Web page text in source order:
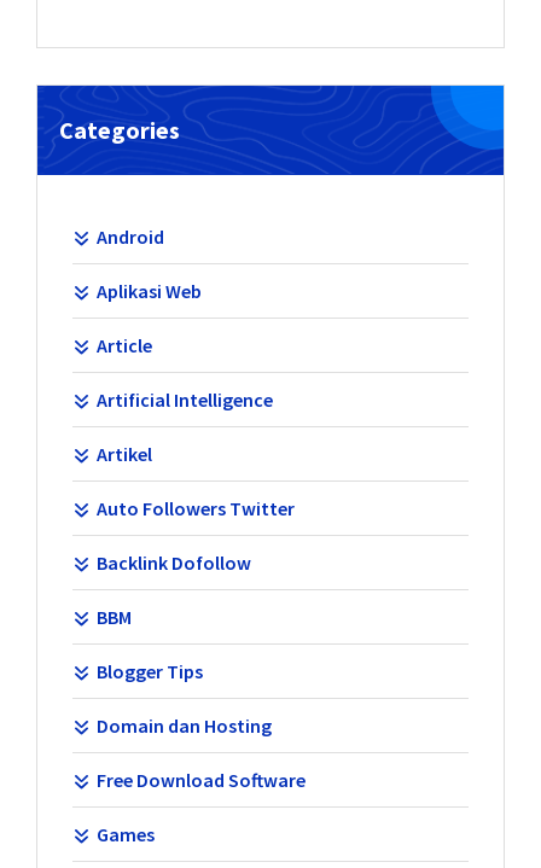
Categories
Android
Aplikasi Web
Article
Artificial Intelligence
Artikel
Auto Followers Twitter
Backlink Dofollow
BBM
Blogger Tips
Domain dan Hosting
Free Download Software
Games